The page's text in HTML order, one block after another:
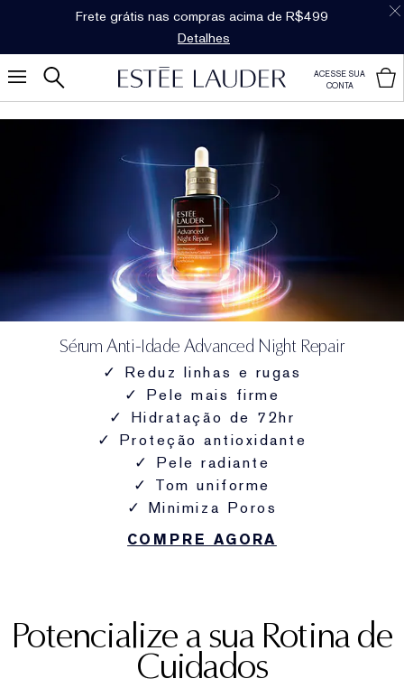
Dúvidas sobre produtos?Fale com um personal
shopper
ACESSE SUA
CONTA
Sérum Anti-Idade Advanced Night Repair
✓ Reduz linhas e rugas
✓ Pele mais firme
✓ Hidratação de 72hr
✓ Proteção antioxidante
✓ Pele radiante
✓ Tom uniforme
✓ Minimiza Poros
COMPRE AGORA
Potencialize a sua Rotina de
Cuidados